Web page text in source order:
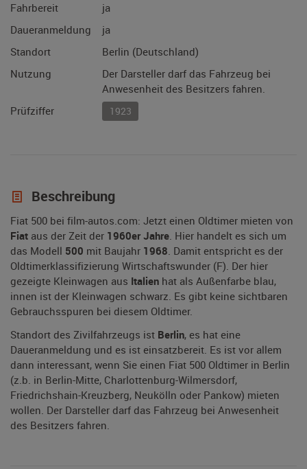
Fahrbereit
ja
Daueranmeldung
ja
Standort
Berlin (Deutschland)
Nutzung
Der Darsteller darf das Fahrzeug bei
Anwesenheit des Besitzers fahren.
Prüfziffer
1923
Beschreibung
Fiat 500 bei film-autos.com: Jetzt einen Oldtimer mieten von
Fiat aus der Zeit der 1960er Jahre. Hier handelt es sich um
das Modell 500 mit Baujahr 1968. Damit entspricht es der
Oldtimerklassifizierung Wirtschaftswunder (F). Der hier
gezeigte Kleinwagen aus Italien hat als Außenfarbe blau,
innen ist der Kleinwagen schwarz. Es gibt keine sichtbaren
Gebrauchsspuren bei diesem Oldtimer.
Standort des Zivilfahrzeugs ist Berlin, es hat eine
Daueranmeldung und es ist einsatzbereit. Es ist vor allem
dann interessant, wenn Sie einen Fiat 500 Oldtimer in Berlin
(z.b. in Berlin-Mitte, Charlottenburg-Wilmersdorf,
Friedrichshain-Kreuzberg, Neukölln oder Pankow) mieten
wollen. Der Darsteller darf das Fahrzeug bei Anwesenheit
des Besitzers fahren.